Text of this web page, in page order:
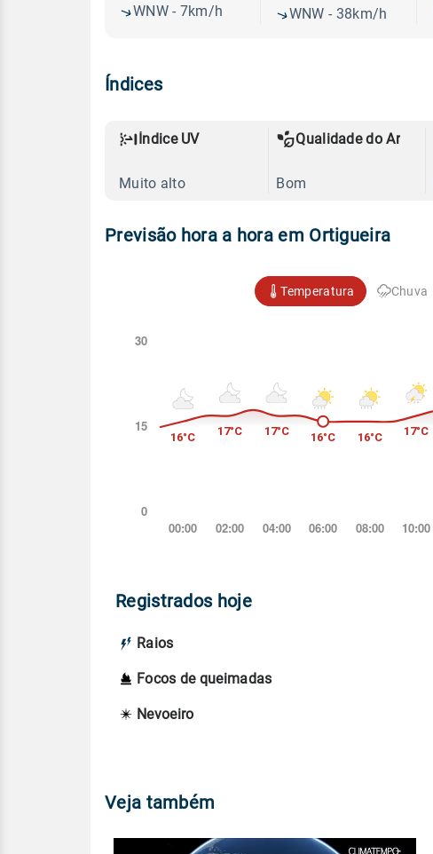
WNW - 7km/h
WNW - 38km/h
Índices
Índice UV
Muito alto
Qualidade do Ar
Bom
Previsão hora a hora em Ortigueira
Temperatura Chuva
Registrados hoje
Raios
Focos de queimadas
Nevoeiro
Veja também